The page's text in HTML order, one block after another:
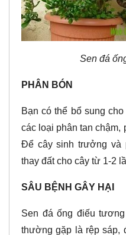
Sen đá
PHÂN BÓN
Bạn có thể bổ sung
các loại phân tan chậm,
Để cây sinh trưởng và
thay đất cho cây từ 1-2
SÂU BỆNH GÂY HẠI
Sen đá ống điếu
thường gặp là rệp sáp,